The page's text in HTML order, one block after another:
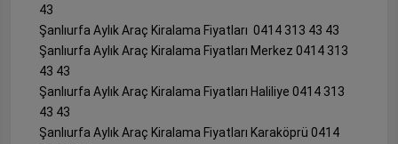
43
Şanlıurfa Aylık Araç Kiralama Fiyatları 0414 313 43 43
Şanlıurfa Aylık Araç Kiralama Fiyatları Merkez 0414 313
43 43
Şanlıurfa Aylık Araç Kiralama Fiyatları Haliliye 0414 313
43 43
Şanlıurfa Aylık Araç Kiralama Fiyatları Karaköprü 0414